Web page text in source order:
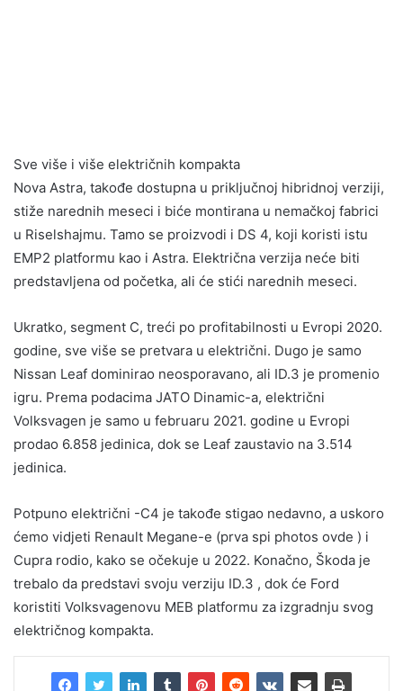
Sve više i više električnih kompakta
Nova Astra, takođe dostupna u priključnoj hibridnoj verziji,
stiže narednih meseci i biće montirana u nemačkoj fabrici
u Riselshajmu. Tamo se proizvodi i DS 4, koji koristi istu
EMP2 platformu kao i Astra. Električna verzija neće biti
predstavljena od početka, ali će stići narednih meseci.
Ukratko, segment C, treći po profitabilnosti u Evropi 2020.
godine, sve više se pretvara u električni. Dugo je samo
Nissan Leaf dominirao neosporavano, ali ID.3 je promenio
igru. Prema podacima JATO Dinamic-a, električni
Volksvagen je samo u februaru 2021. godine u Evropi
prodao 6.858 jedinica, dok se Leaf zaustavio na 3.514
jedinica.
Potpuno električni -C4 je takođe stigao nedavno, a uskoro
ćemo vidjeti Renault Megane-e (prva spi photos ovde ) i
Cupra rodio, kako se očekuje u 2022. Konačno, Škoda je
trebalo da predstavi svoju verziju ID.3 , dok će Ford
koristiti Volksvagenovu MEB platformu za izgradnju svog
električnog kompakta.